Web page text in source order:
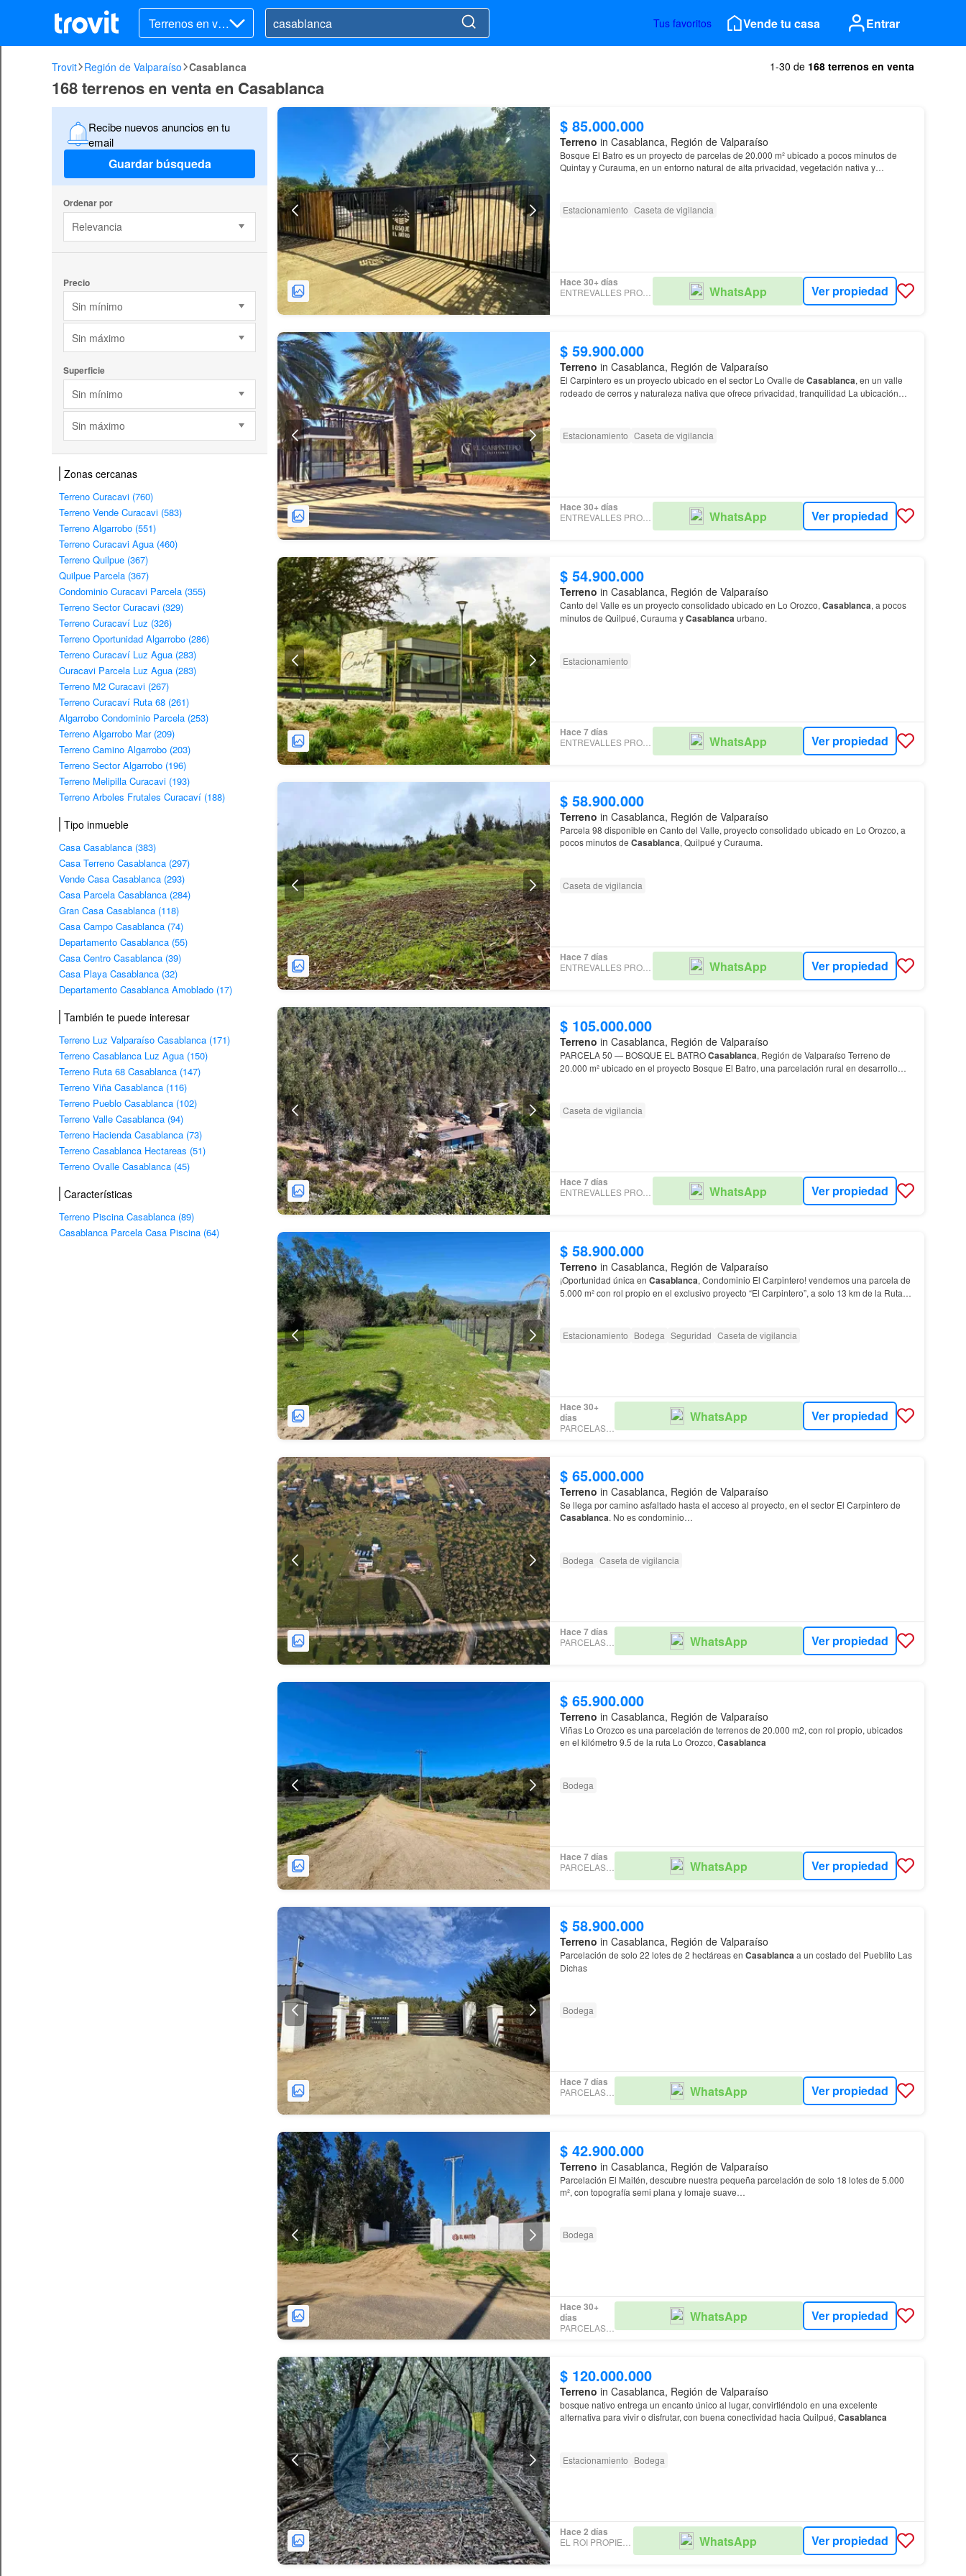
Terrenos en ve
nta
Tus favoritos Vende tu casa Entrar
Trovit Región de Valparaíso Casablanca 1-30 de 168 terrenos en venta
168 terrenos en venta en Casablanca
Recibe nuevos anuncios en tu
email
Guardar búsqueda
Ordenar por
Relevancia
Precio
Sin mínimo
Sin máximo
Superficie
Sin mínimo
Sin máximo
Zonas cercanas
Terreno Curacavi (760)
Terreno Vende Curacavi (583)
Terreno Algarrobo (551)
Terreno Curacavi Agua (460)
Terreno Quilpue (367)
Quilpue Parcela (367)
Condominio Curacavi Parcela (355)
Terreno Sector Curacavi (329)
Terreno Curacaví Luz (326)
Terreno Oportunidad Algarrobo (286)
Terreno Curacaví Luz Agua (283)
Curacavi Parcela Luz Agua (283)
Terreno M2 Curacavi (267)
Terreno Curacaví Ruta 68 (261)
Algarrobo Condominio Parcela (253)
Terreno Algarrobo Mar (209)
Terreno Camino Algarrobo (203)
Terreno Sector Algarrobo (196)
Terreno Melipilla Curacavi (193)
Terreno Arboles Frutales Curacaví (188)
Tipo inmueble
Casa Casablanca (383)
Casa Terreno Casablanca (297)
Vende Casa Casablanca (293)
Casa Parcela Casablanca (284)
Gran Casa Casablanca (118)
Casa Campo Casablanca (74)
Departamento Casablanca (55)
Casa Centro Casablanca (39)
Casa Playa Casablanca (32)
Departamento Casablanca Amoblado (17)
También te puede interesar
Terreno Luz Valparaíso Casablanca (171)
Terreno Casablanca Luz Agua (150)
Terreno Ruta 68 Casablanca (147)
Terreno Viña Casablanca (116)
Terreno Pueblo Casablanca (102)
Terreno Valle Casablanca (94)
Terreno Hacienda Casablanca (73)
Terreno Casablanca Hectareas (51)
Terreno Ovalle Casablanca (45)
Características
Terreno Piscina Casablanca (89)
Casablanca Parcela Casa Piscina (64)
$ 85.000.000
Terreno in Casablanca, Región de Valparaíso
Bosque El Batro es un proyecto de parcelas de 20.000 m² ubicado a pocos minutos de
Quintay y Curauma, en un entorno natural de alta privacidad, vegetación nativa y
Estacionamiento Caseta de vigilancia
Hace 30+ días
ENTREVALLES PROPIEDADES WhatsApp Ver propiedad
$ 59.900.000
Terreno in Casablanca, Región de Valparaíso
El Carpintero es un proyecto ubicado en el sector Lo Ovalle de Casablanca, en un valle
rodeado de cerros y naturaleza nativa que ofrece privacidad, tranquilidad La ubicación
Estacionamiento Caseta de vigilancia
Hace 30+ días
ENTREVALLES PROPIEDADES WhatsApp Ver propiedad
$ 54.900.000
Terreno in Casablanca, Región de Valparaíso
Canto del Valle es un proyecto consolidado ubicado en Lo Orozco, Casablanca, a pocos
minutos de Quilpué, Curauma yCasablancaurbano.
Estacionamiento
Hace 7 días
ENTREVALLES PROPIEDADES WhatsApp Ver propiedad
$ 58.900.000
Terreno in Casablanca, Región de Valparaíso
Parcela 98 disponible en Canto del Valle, proyecto consolidado ubicado en Lo Orozco, a
pocos minutos de Casablanca, Quilpué y Curauma.
Caseta de vigilancia
Hace 7 días
ENTREVALLES PROPIEDADES WhatsApp Ver propiedad
$ 105.000.000
Terreno in Casablanca, Región de Valparaíso
PARCELA 50 — BOSQUE EL BATROCasablanca, Región de Valparaíso Terreno de
20.000 m² ubicado en el proyecto Bosque El Batro, una parcelación rural en desarrollo
Caseta de vigilancia
Hace 7 días
ENTREVALLES PROPIEDADES WhatsApp Ver propiedad
$ 58.900.000
Terreno in Casablanca, Región de Valparaíso
¡Oportunidad única en Casablanca, Condominio El Carpintero! vendemos una parcela de
5.000 m² con rol propio en el exclusivo proyecto “El Carpintero”, a solo 13 km de la Ruta
Estacionamiento Bodega Seguridad Caseta de vigilancia
Hace 30+
días
PARCELAS EVA
WhatsApp Ver propiedad
$ 65.000.000
Terreno in Casablanca, Región de Valparaíso
Se llega por camino asfaltado hasta el acceso al proyecto, en el sector El Carpintero de
Casablanca . No es condominio…
Bodega Caseta de vigilancia
Hace 7 días
PARCELAS EVA WhatsApp Ver propiedad
$ 65.900.000
Terreno in Casablanca, Región de Valparaíso
Viñas Lo Orozco es una parcelación de terrenos de 20.000 m2, con rol propio, ubicados
en el kilómetro 9.5 de la ruta Lo Orozco, Casablanca
Bodega
Hace 7 días
PARCELAS EVA WhatsApp Ver propiedad
$ 58.900.000
Terreno in Casablanca, Región de Valparaíso
Parcelación de solo 22 lotes de 2 hectáreas en Casablancaa un costado del Pueblito Las
Dichas
Bodega
Hace 7 días
PARCELAS EVA WhatsApp Ver propiedad
$ 42.900.000
Terreno in Casablanca, Región de Valparaíso
Parcelación El Maitén, descubre nuestra pequeña parcelación de solo 18 lotes de 5.000
m², con topografía semi plana y lomaje suave…
Bodega
Hace 30+
días
PARCELAS EVA
WhatsApp Ver propiedad
$ 120.000.000
Terreno in Casablanca, Región de Valparaíso
bosque nativo entrega un encanto único al lugar, convirtiéndolo en una excelente
alternativa para vivir o disfrutar, con buena conectividad hacia Quilpué, Casablanca
Estacionamiento Bodega
Hace 2 días
WhatsApp Ver propiedad